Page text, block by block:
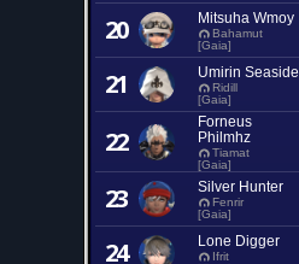
20 Mitsuha Wmoy
Bahamut
[Gaia]
21 Umirin Seaside
Ridill
[Gaia]
22
Forneus
Philmhz
Tiamat
[Gaia]
23 Silver Hunter
Fenrir
[Gaia]
24 Lone Digger
Ifrit